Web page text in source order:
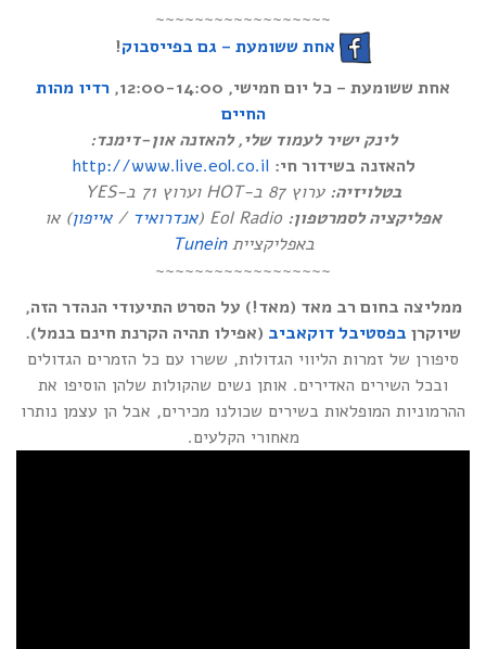
~~~~~~~~~~~~~~~~~~
אחת ששומעת – גם בפייסבוק!
אחת ששומעת – כל יום חמישי, 12:00-14:00,
רדיו מהות
החיים
לינק ישיר לעמוד שלי, להאזנה און-דימנד:
להאזנה בשידור חי: http://www.live.eol.co.il
בטלויזיה: ערוץ 87 ב-HOT וערוץ 71 ב-YES
אפליקציה לסמרטפון:
אנדרואיד /אייפון) או
באפליקצייתTunein
~~~~~~~~~~~~~~~~~~
ממליצה בחום רב מאד (מאד!) על הסרט התיעודי הנהדר הזה,
שיוקרן בפסטיבל דוקאביב (אפילו תהיה הקרנת חינם בנמל).
סיפורן של זמרות הליווי הגדולות, ששרו עם כל הזמרים הגדולים
ובכל השירים האדירים. אותן נשים שהקולות שלהן הוסיפו את
ההרמוניות המופלאות בשירים שכולנו מכירים, אבל הן עצמן נותרו
מאחורי הקלעים.